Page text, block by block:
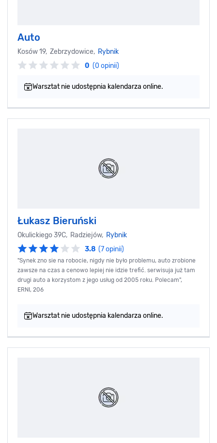
Auto
Kosów 19, Zebrzydowice, Rybnik
0 (0 opinii)
Warsztat nie udostępnia kalendarza online.
Łukasz Bieruński
Okulickiego 39C, Radziejów, Rybnik
3.8 (7 opinii)
"Synek zno sie na robocie, nigdy nie było problemu, auto zrobione
zawsze na czas a cenowo lepiej nie idzie trefić. serwisuja już tam
drugi auto a korzystom z jego usług od 2005 roku. Polecam",
ERNI, 206
Warsztat nie udostępnia kalendarza online.